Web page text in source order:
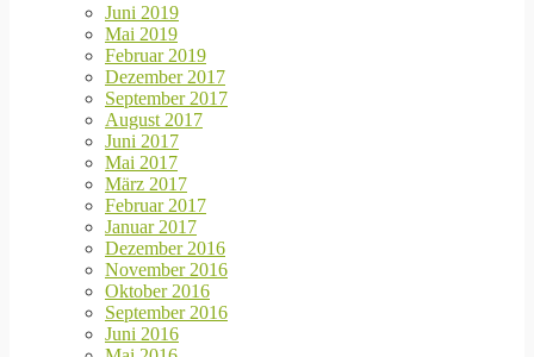
Juni 2019
Mai 2019
Februar 2019
Dezember 2017
September 2017
August 2017
Juni 2017
Mai 2017
März 2017
Februar 2017
Januar 2017
Dezember 2016
November 2016
Oktober 2016
September 2016
Juni 2016